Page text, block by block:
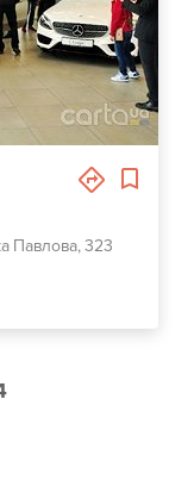
Павлова, 323